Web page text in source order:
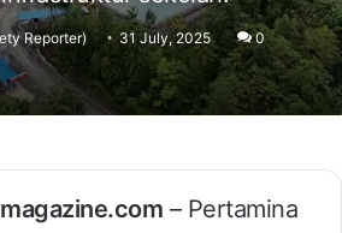
Reporter) 31 July, 2025 0
– Pertamina